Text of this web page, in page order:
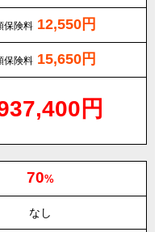
保険料 12,550円
保険料 15,650円
円
70%
なし